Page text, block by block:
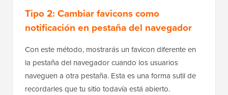
Tipo 2: Cambiar favicons como
notificación en pestaña del navegador
Con este método, mostrarás un favicon diferente en
la pestaña del navegador cuando los usuarios
naveguen a otra pestaña. Esta es una forma sutil de
recordarles que tu sitio todavía está abierto.